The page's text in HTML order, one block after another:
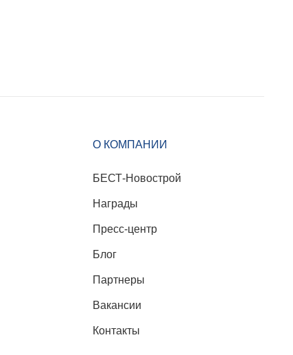
О КОМПАНИИ
БЕСТ-Новострой
Награды
Пресс-центр
Блог
Партнеры
Вакансии
Контакты